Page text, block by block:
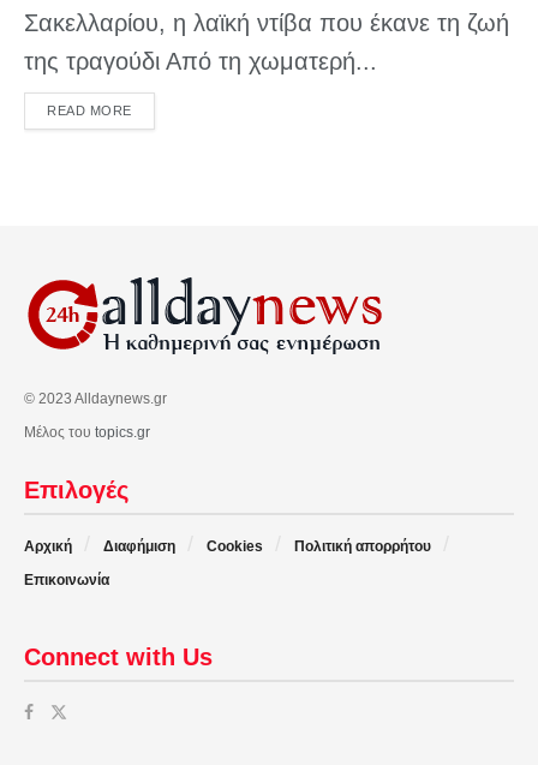
Σακελλαρίου, η λαϊκή ντίβα που έκανε τη ζωή
της τραγούδι Από τη χωματερή...
READ MOREDETAILS
© 2023 Alldaynews.gr
Μέλος του topics.gr
Επιλογές
Αρχική Διαφήμιση Cookies
Πολιτική απορρήτου
Επικοινωνία
Connect with Us